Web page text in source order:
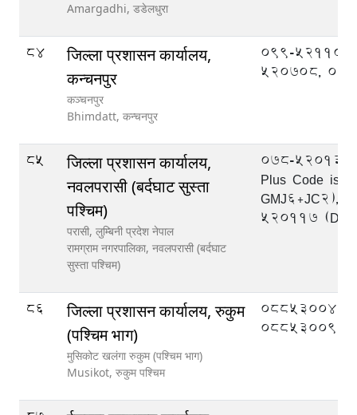
Amargadhi, डडेलधुरा
84
जिल्ला प्रशासन कार्यालय,
कन्चनपुर
कञ्चनपुर
Bhimdatt, कन्चनपुर
099-
520708,
85
जिल्ला प्रशासन कार्यालय,
नवलपरासी (बर्दघाट सुस्ता
पश्चिम)
परासी, लुम्बिनी प्रदेश नेपाल
रामग्राम नगरपालिका, नवलपरासी (बर्दघाट
सुस्ता पश्चिम)
078-520133,
Plus Code is:-
GMJ6+JC2),
520117
86
जिल्ला प्रशासन कार्यालय, रुकुम
(पश्चिम भाग)
मुसिकोट खलंगा रुकुम (पश्चिम भाग)
Musikot, रुकुम पश्चिम
०८८५३००४०,
०८८५३००९०